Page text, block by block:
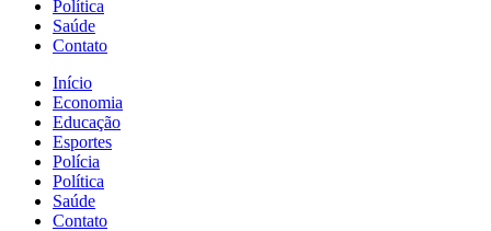
Política
Saúde
Contato
Início
Economia
Educação
Esportes
Polícia
Política
Saúde
Contato